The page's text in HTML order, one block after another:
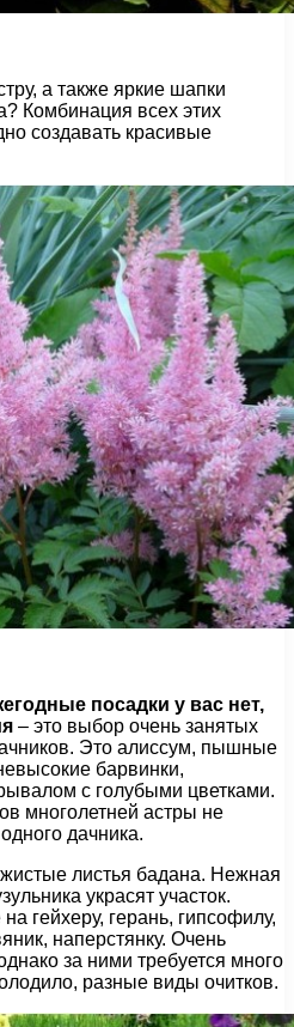
а также яркие шапки
Комбинация всех этих
создавать красивые
посадки у вас нет,
– это выбор очень занятых
Это алиссум, пышные
барвинки,
с голубыми цветками.
многолетней астры не
дачника.
листья бадана. Нежная
украсят участок.
гейхеру, герань, гипсофилу,
наперстянку. Очень
за ними требуется много
разные виды очитков.